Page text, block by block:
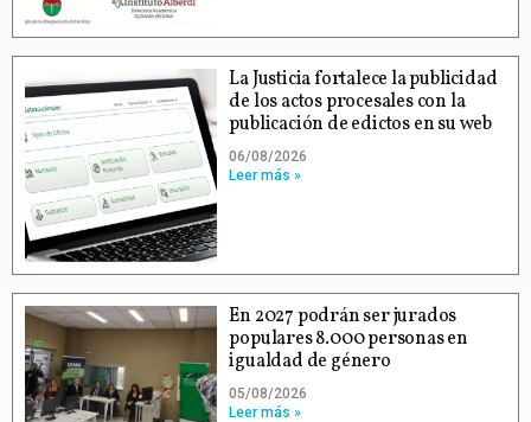
La Justicia fortalece la publicidad
de los actos procesales con la
publicación de edictos en su web
06/08/2026
Leer más »
En 2027 podrán ser jurados
populares 8.000 personas en
igualdad de género
05/08/2026
Leer más »